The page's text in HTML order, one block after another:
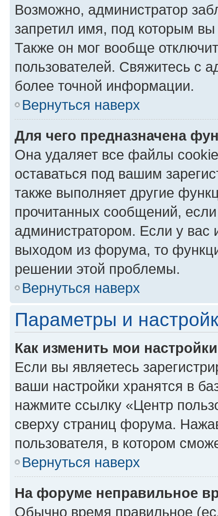
Возможно, администратор
запретил имя, под которым вы
Также он мог вообще
пользователей. Свяжитесь с
более точной информации.
Вернуться наверх
Для чего предназначена
Она удаляет все файлы
оставаться под вашим
также выполняет другие
прочитанных сообщений,
администратором. Если у
выходом из форума, то
решении этой проблемы.
Вернуться наверх
Параметры и
Как изменить мои
Если вы являетесь
ваши настройки хранятся в
нажмите ссылку «Центр
сверху страниц форума.
пользователя, в котором
Вернуться наверх
На форуме неправильное
Обычно время правильное